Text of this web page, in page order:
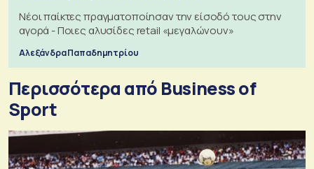
Νέοι παίκτες πραγματοποίησαν την είσοδό τους στην
αγορά - Ποιες αλυσίδες retail «μεγαλώνουν»
Αλεξάνδρα Παπαδημητρίου
Περισσότερα από Business of
Sport